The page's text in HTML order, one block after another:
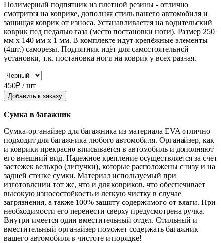
Полимерный подпятник из плотной резины - отлично
смотрится на коврике, дополняя стиль вашего автомобиля и
защищая коврик от износа. Устанавливается на водительский
коврик под педалью газа (место постановки ноги). Размер 250
мм x 140 мм x 1 мм. В комплекте идут крепёжные элементы
(4шт.) саморезы. Подпятник идёт для самостоятельной
установки, т.к. постановка ноги на коврик у всех разная.
450₽ / шт
Добавить к заказу
Сумка в багажник
Сумка-органайзер для багажника из материала EVA отлично
подходит для багажника любого автомобиля. Органайзер, как
и коврики прекрасно вписывается в автомобиль и дополняют
его внешний вид. Надежное крепление осуществляется за счет
застежек велькро (липучки), которые расположены снизу и на
задней стенке сумки. Материал используемый при
изготовлении тот же, что и для ковриков, что обеспечивает
высокую износостойкость и легкую чистку в случае
загрязнения, а также 100% защиту содержимого от влаги. При
необходимости его перенести сверху предусмотрена ручка.
Внутри имеется один вместительный отдел. Стильный и
вместительный органайзер поможет содержать багажник
вашего автомобиля в чистоте и порядке!